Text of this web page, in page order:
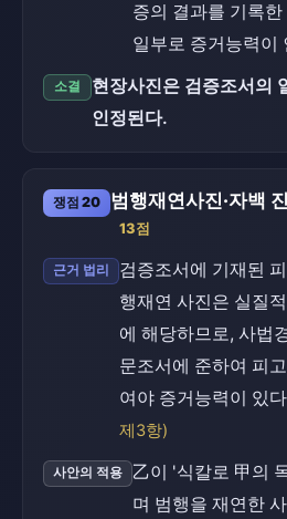
증의 결과를 기록
일부로 증거능력이
소결
현장사진은 검증조서의
인정된다.
쟁점 20 범행재연사진·자백
13점
근거 법리
검증조서에 기재된
행재연 사진은 실질
에 해당하므로, 사법
문조서에 준하여 피
여야 증거능력이 있
제3항)
사안의 적용
乙이 '식칼로 甲의
며 범행을 재연한